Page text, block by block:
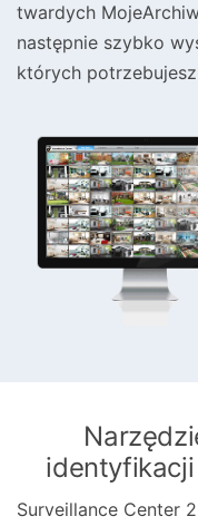
twardych
następnie szybko
których
Surveillance Center